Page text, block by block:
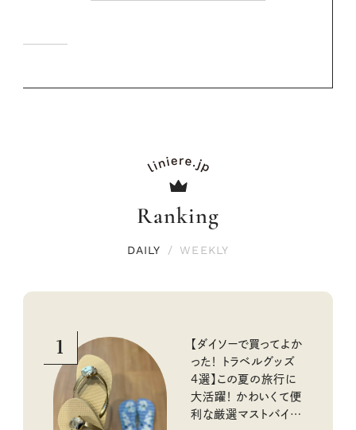
Ranking
DAILY / WEEKLY
1
【ダイソーで買ってよか
った！ トラベルグッズ
4選】この夏の旅行に
大活躍！ かわいくて便
利な厳選マストバイア